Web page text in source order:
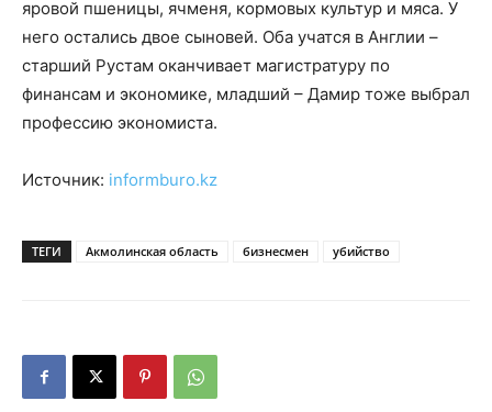
яровой пшеницы, ячменя, кормовых культур и мяса. У
него остались двое сыновей. Оба учатся в Англии –
старший Рустам оканчивает магистратуру по
финансам и экономике, младший – Дамир тоже выбрал
профессию экономиста.
Источник: informburo.kz
ТЕГИ Акмолинская область бизнесмен убийство